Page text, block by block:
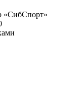
«СибСпорт»